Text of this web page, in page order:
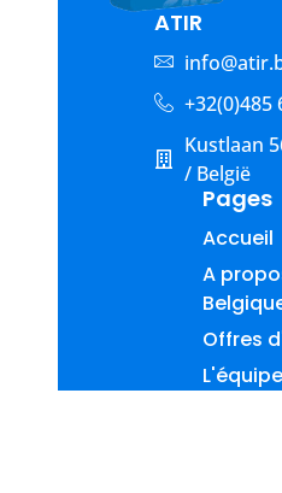
ATIR
+32(0)485
Kustlaan
/ België
Pages
Accueil
A
Offres
L'équipe